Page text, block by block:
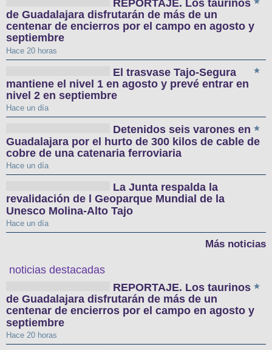
REPORTAJE. Los taurinos
de Guadalajara disfrutarán de más de un
centenar de encierros por el campo en agosto y
septiembre
Hace 20 horas
El trasvase Tajo-Segura
mantiene el nivel 1 en agosto y prevé entrar en
nivel 2 en septiembre
Hace un día
Detenidos seis varones en
Guadalajara por el hurto de 300 kilos de cable de
cobre de una catenaria ferroviaria
Hace un día
La Junta respalda la
revalidación de l Geoparque Mundial de la
Unesco Molina-Alto Tajo
Hace un día
Más noticias
noticias destacadas
REPORTAJE. Los taurinos
de Guadalajara disfrutarán de más de un
centenar de encierros por el campo en agosto y
septiembre
Hace 20 horas